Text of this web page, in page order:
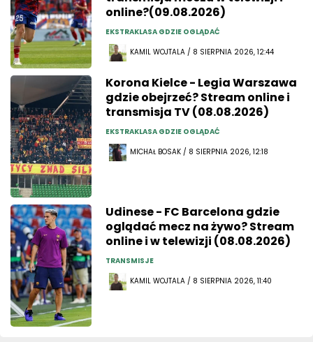
online?(09.08.2026)
EKSTRAKLASA GDZIE OGLĄDAĆ
KAMIL WOJTALA / 8 SIERPNIA 2026, 12:44
Korona Kielce - Legia Warszawa
gdzie obejrzeć? Stream online i
transmisja TV (08.08.2026)
EKSTRAKLASA GDZIE OGLĄDAĆ
MICHAŁ BOSAK / 8 SIERPNIA 2026, 12:18
Udinese - FC Barcelona gdzie
oglądać mecz na żywo? Stream
online i w telewizji (08.08.2026)
TRANSMISJE
KAMIL WOJTALA / 8 SIERPNIA 2026, 11:40